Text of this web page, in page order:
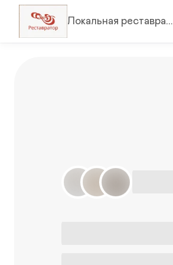
Локальная реставра...